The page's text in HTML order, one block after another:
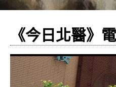
《今日北醫》